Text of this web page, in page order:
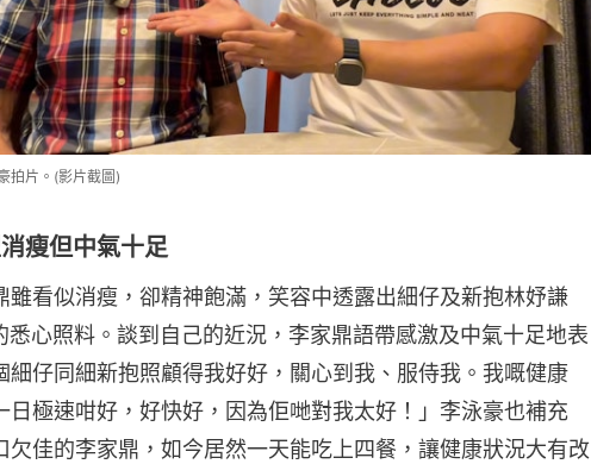
拍片。(影片截圖)
瘦但中氣十足
雖看似消瘦，卻精神飽滿，笑容中透露出細仔及新抱林妤謙
悉心照料。談到自己的近況，李家鼎語帶感激及中氣十足地表
細仔同細新抱照顧得我好好，關心到我、服侍我。我嘅健康
日極速咁好，好快好，因為佢哋對我太好！」李泳豪也補充
欠佳的李家鼎，如今居然一天能吃上四餐，讓健康狀況大有改